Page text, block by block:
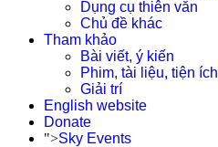
Dụng cụ thiên văn
Chủ đề khác
Tham khảo
Bài viết, ý kiến
Phim, tài liệu, tiện ích
Giải trí
English website
Donate
">Sky Events